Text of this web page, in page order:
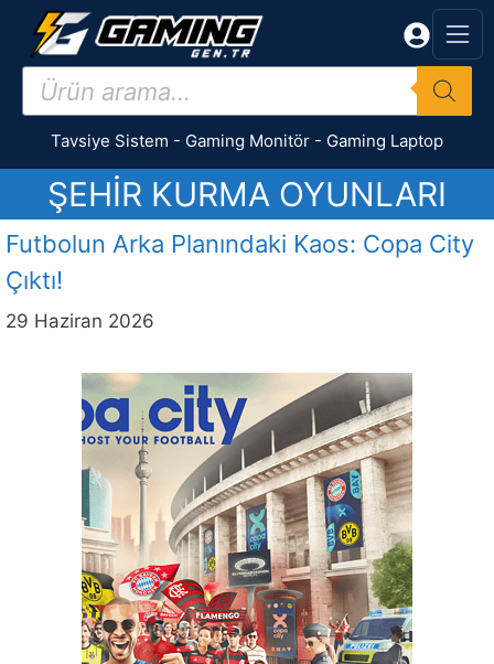
İçeriğe
Products
search
Tavsiye Sistem - Gaming Monitör - Gaming Laptop
ŞEHIR KURMA OYUNLARI
Futbolun Arka Planındaki Kaos: Copa City
Çıktı!
29 Haziran 2026